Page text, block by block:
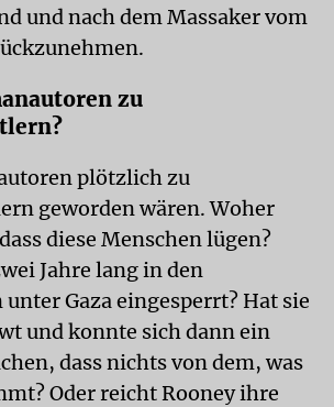
und nach dem Massaker vom
zu
plötzlich zu
geworden wären. Woher
diese Menschen lügen?
Jahre lang in den
Gaza eingesperrt? Hat sie
und konnte sich dann ein
dass nichts von dem, was
Oder reicht Rooney ihre